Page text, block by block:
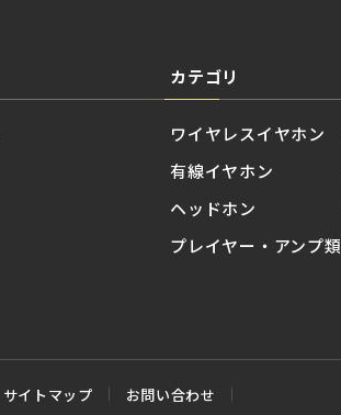
カテゴリ
ワイヤレスイヤホン
有線イヤホン
ヘッドホン
プレイヤー・アンプ類
サイトマップ お問い合わせ